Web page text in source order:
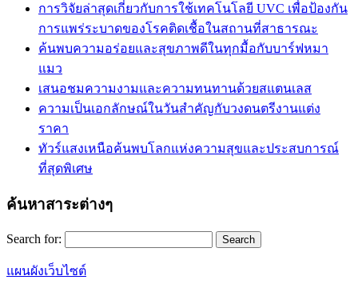
การวิจัยล่าสุดเกี่ยวกับการใช้เทคโนโลยี UVC เพื่อป้องกัน
การแพร่ระบาดของโรคติดเชื้อในสถานที่สาธารณะ
ค้นพบความอร่อยและสุขภาพดีในทุกมื้อกับบาร์ฟหมา
แมว
เสนอชมความงามและความทนทานด้วยสแตนเลส
ความเป็นเอกลักษณ์ในวันสำคัญกับวงดนตรีงานแต่ง
ราคา
ทัวร์แสงเหนือค้นพบโลกแห่งความสุขและประสบการณ์
ที่สุดพิเศษ
ค้นหาสาระต่างๆ
Search for:
แผนผังเว็บไซต์